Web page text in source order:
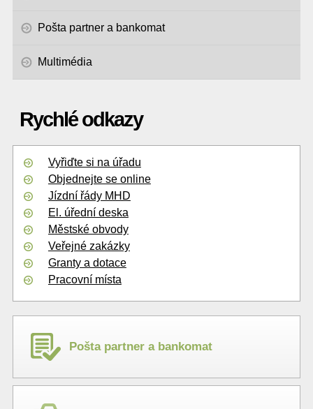
Pošta partner a bankomat
Multimédia
Rychlé odkazy
Vyřiďte si na úřadu
Objednejte se online
Jízdní řády MHD
El. úřední deska
Městské obvody
Veřejné zakázky
Granty a dotace
Pracovní místa
Pošta partner a bankomat